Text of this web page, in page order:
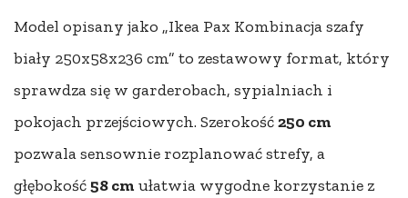
Model opisany jako „Ikea Pax Kombinacja szafy
biały 250x58x236 cm” to zestawowy format, który
sprawdza się w garderobach, sypialniach i
pokojach przejściowych. Szerokość250 cm
pozwala sensownie rozplanować strefy, a
głębokość58 cm ułatwia wygodne korzystanie z